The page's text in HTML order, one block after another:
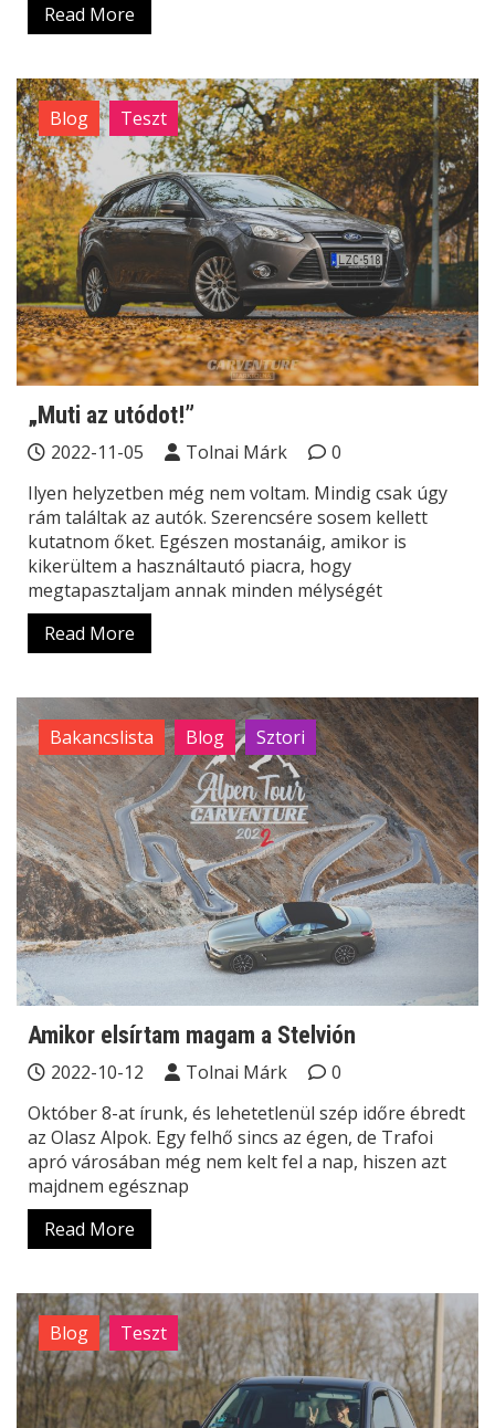
Read More
Blog Teszt
„Muti az utódot!”
2022-11-05 Tolnai Márk
0
Ilyen helyzetben még nem voltam. Mindig csak úgy
rám találtak az autók. Szerencsére sosem kellett
kutatnom őket. Egészen mostanáig, amikor is
kikerültem a használtautó piacra, hogy
megtapasztaljam annak minden mélységét
Read More
Bakancslista Blog Sztori
Amikor elsírtam magam a Stelvión
2022-10-12 Tolnai Márk
0
Október 8-at írunk, és lehetetlenül szép időre ébredt
az Olasz Alpok. Egy felhő sincs az égen, de Trafoi
apró városában még nem kelt fel a nap, hiszen azt
majdnem egésznap
Read More
Blog Teszt